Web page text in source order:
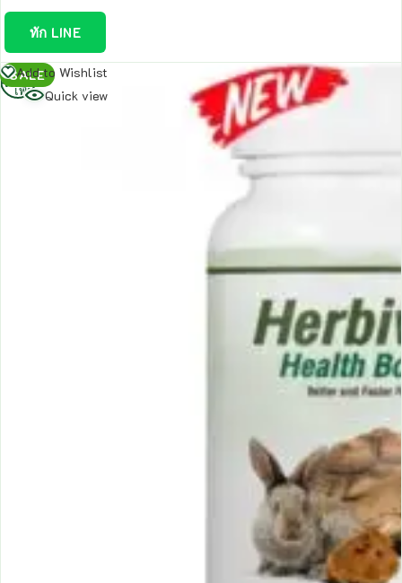
ทัก LINE
SALE
Add to Wishlist
Quick view
อ่าน
เพิ่ม